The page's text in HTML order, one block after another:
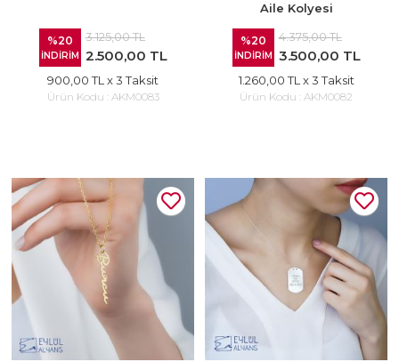
%20
İNDİRİM
3.125,00 TL
2.500,00 TL
900,00 TL x 3 Taksit
Ürün Kodu : AKM0083
Aile Kolyesi
%20
İNDİRİM
4.375,00 TL
3.500,00 TL
1.260,00 TL x 3 Taksit
Ürün Kodu : AKM0082